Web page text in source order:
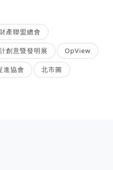
產聯盟總會
創意暨發明展 OpView
進協會 北市圖